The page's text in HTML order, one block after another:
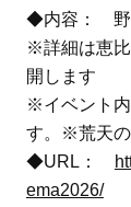
◆内容： 野
※詳細は恵
開します
※イベント内
す。※荒天の
◆URL：
ema2026/